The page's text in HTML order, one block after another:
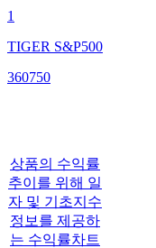
1
TIGER S&P500
360750
상품의 수익률
추이를 위해 일
자 및 기초지수
정보를 제공하
는 수익률차트